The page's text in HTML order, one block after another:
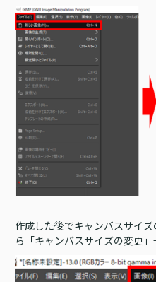
作成した後でキャンバスサイ
ら「キャンバスサイズの変更